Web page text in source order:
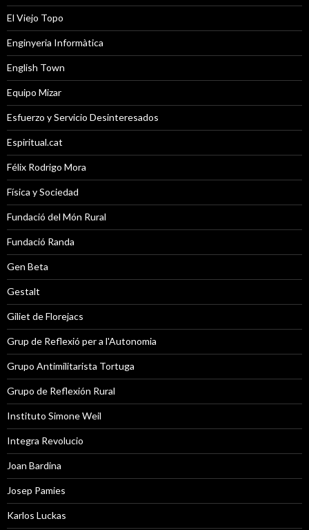
El Viejo Topo
Enginyeria Informàtica
English Town
Equipo Mizar
Esfuerzo y Servicio Desinteresados
Espiritual.cat
Félix Rodrigo Mora
Física y Sociedad
Fundació del Món Rural
Fundació Randa
Gen Beta
Gestalt
Giliet de Florejacs
Grup de Reflexió per a l'Autonomia
Grupo Antimilitarista Tortuga
Grupo de Reflexión Rural
Instituto Simone Weil
Integra Revolucio
Joan Bardina
Josep Pamies
Karlos Luckas